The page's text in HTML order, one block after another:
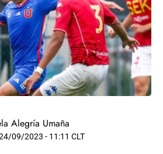
Alegría Umaña
09/2023 - 11:11 CLT